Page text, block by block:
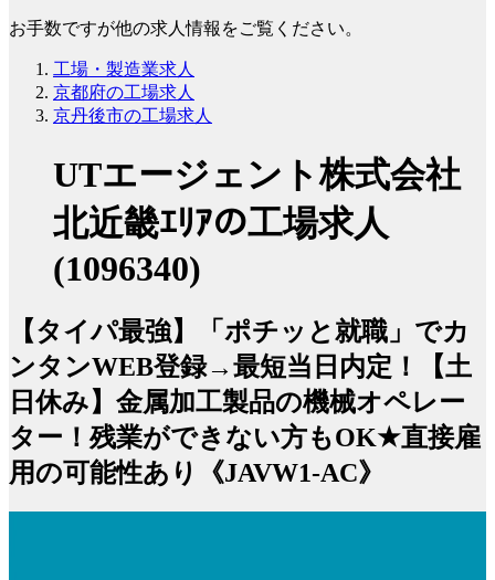
お手数ですが他の求人情報をご覧ください。
工場・製造業求人
京都府の工場求人
京丹後市の工場求人
UTエージェント株式会社
北近畿ｴﾘｱの工場求人
(1096340)
【タイパ最強】「ポチッと就職」でカ
ンタンWEB登録→最短当日内定！【土
日休み】金属加工製品の機械オペレー
ター！残業ができない方もOK★直接雇
用の可能性あり《JAVW1-AC》